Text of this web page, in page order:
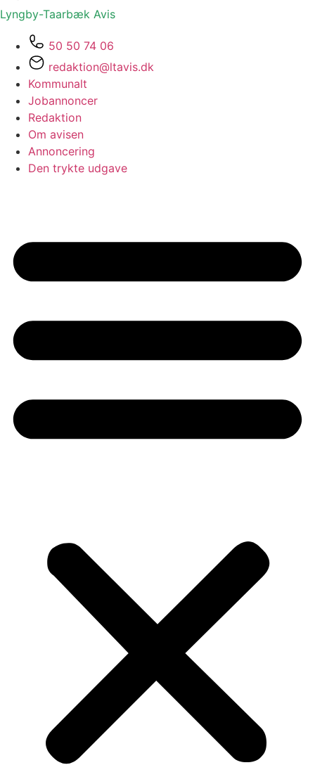
Lyngby-Taarbæk Avis
50 50 74 06
redaktion@ltavis.dk
Kommunalt
Jobannoncer
Redaktion
Om avisen
Annoncering
Den trykte udgave